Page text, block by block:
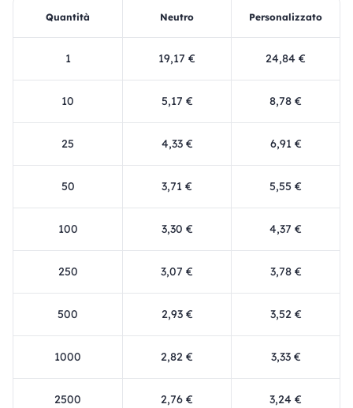
Quantità Neutro Personalizzato
1 19,17 € 24,84 €
10 5,17 € 8,78 €
25 4,33 € 6,91 €
50 3,71 € 5,55 €
100 3,30 € 4,37 €
250 3,07 € 3,78 €
500 2,93 € 3,52 €
1000 2,82 € 3,33 €
2500 2,76 € 3,24 €